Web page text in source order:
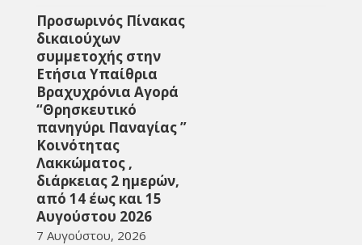
Προσωρινός Πίνακας
δικαιούχων
συμμετοχής στην
Ετήσια Υπαίθρια
Βραχυχρόνια Αγορά
“Θρησκευτικό
πανηγύρι Παναγίας ”
Κοινότητας
Λακκώματος ,
διάρκειας 2 ημερών,
από 14 έως και 15
Αυγούστου 2026
7 Αυγούστου, 2026